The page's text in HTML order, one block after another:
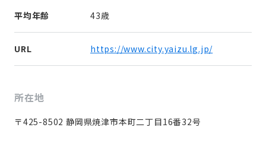
平均年齢 43歳
URL https://www.city.yaizu.lg.jp/
所在地
〒425-8502 静岡県焼津市本町二丁目16番32号